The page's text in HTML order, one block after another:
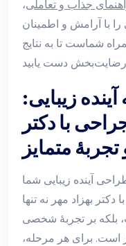
جذاب و تعاملی،
را با آرامش و اطمینان
شماست تا به نتایج
زیبایی:
با دکتر
متمایز
آینده زیبایی شما
بهزاد مهر نه تنها
بلکه بر تجربهٔ شخصی
است. برای هر مرحله،